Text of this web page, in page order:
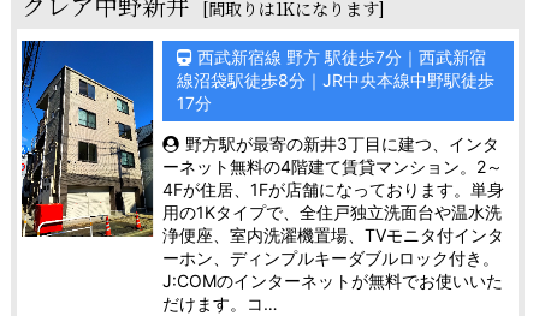
[間取りは1Kになります]
西武新宿線 野方 駅徒歩7分｜西武新宿
線沼袋駅徒歩8分｜JR中央本線中野駅徒歩
17分
野方駅が最寄の新井3丁目に建つ、インタ
ーネット無料の4階建て賃貸マンション。2～
4Fが住居、1Fが店舗になっております。単身
用の1Kタイプで、全住戸独立洗面台や温水洗
浄便座、室内洗濯機置場、TVモニタ付インタ
ーホン、ディンプルキーダブルロック付き。
J:COMのインターネットが無料でお使いいた
だけます。コ…